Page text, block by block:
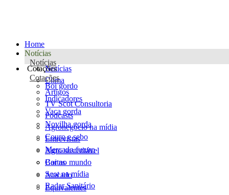
Home
Notícias
Notícias
Notícias
Clima
Artigos
TV Scot Consultoria
Podcasts
Agronegócio na mídia
Entrevistas
Agro sustentável
Cartas
Scot na mídia
Radar Sanitário
Cotações
Cotações
Boi gordo
Indicadores
Vaca gorda
Novilha gorda
Couro e sebo
Mercado futuro
Boi no mundo
Atacado
Equivalentes